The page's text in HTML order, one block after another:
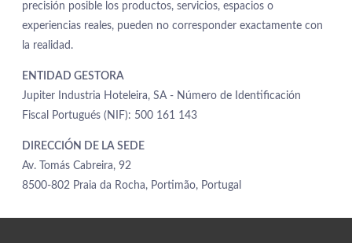
precisión posible los productos, servicios, espacios o
experiencias reales, pueden no corresponder exactamente con
la realidad.
ENTIDAD GESTORA
Jupiter Industria Hoteleira, SA - Número de Identificación
Fiscal Portugués (NIF): 500 161 143
DIRECCIÓN DE LA SEDE
Av. Tomás Cabreira, 92
8500-802 Praia da Rocha, Portimão, Portugal
PROMOCIONES